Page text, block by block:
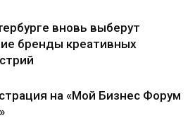
вновь выберут
бренды креативных
на «Мой Бизнес Форум